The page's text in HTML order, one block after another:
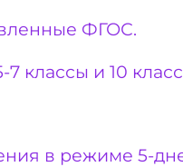
ФГОС.
классы и 10
в режиме 5-